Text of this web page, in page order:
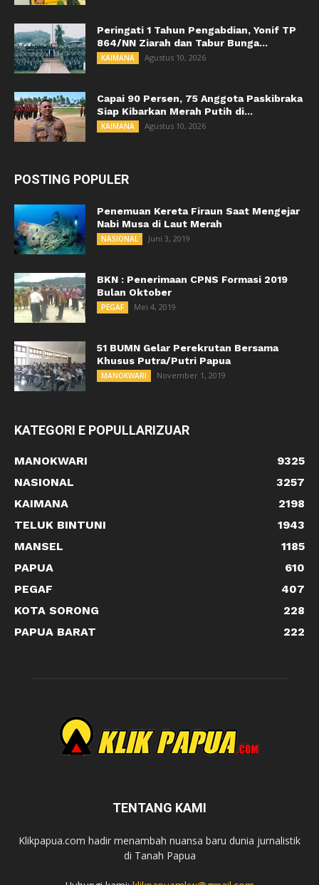
Peringati 1 Tahun Pengabdian, Yonif TP
864/NN Ziarah dan Tabur Bunga...
KAIMANA Agustus 10, 2026
Capai 90 Persen, 75 Anggota Paskibraka
Siap Kibarkan Merah Putih di...
KAIMANA Agustus 10, 2026
POSTING POPULER
Penemuan Kereta Firaun Saat Mengejar
Nabi Musa di Laut Merah
NASIONAL Juni 3, 2019
BKN : Penerimaan CPNS Formasi 2019
Bulan Oktober
PEGAF Mei 4, 2019
51 BUMN Gelar Perekrutan Bersama
Khusus Putra/Putri Papua
MANOKWARI November 1, 2019
KATEGORI E POPULLARIZUAR
MANOKWARI
9325
NASIONAL
3257
KAIMANA
2198
TELUK BINTUNI
1943
MANSEL
1185
PAPUA
610
PEGAF
407
KOTA SORONG
228
PAPUA BARAT
222
TENTANG KAMI
Klikpapua.com hadir menambah nuansa baru dunia jurnalistik
di Tanah Papua